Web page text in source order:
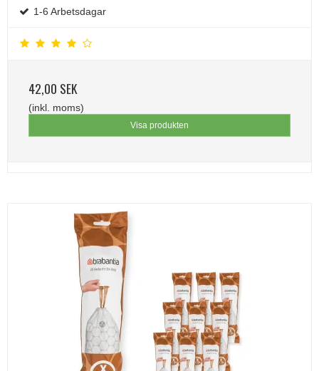
1-6 Arbetsdagar
42,00 SEK
(inkl. moms)
Visa produkten